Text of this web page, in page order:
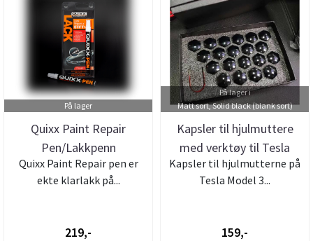
På lager
Quixx Paint Repair
Pen/Lakkpenn
Quixx Paint Repair pen er
ekte klarlakk på...
219,-
På lager i
Matt sort, Solid black (blank sort)
Kapsler til hjulmuttere
med verktøy til Tesla
Mode...
Kapsler til hjulmutterne på
Tesla Model 3...
159,-